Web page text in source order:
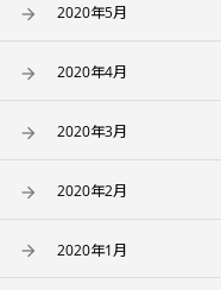
2020年5月
2020年4月
2020年3月
2020年2月
2020年1月